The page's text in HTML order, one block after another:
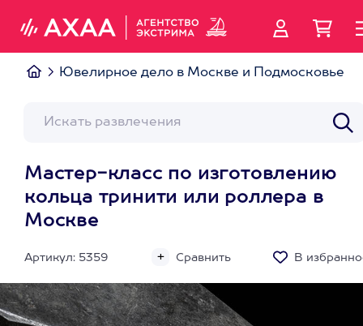
Ювелирное дело в Москве и Подмосковье
Мастер-класс по изготовлению
кольца тринити или роллера в
Москве
Артикул: 5359 Сравнить В